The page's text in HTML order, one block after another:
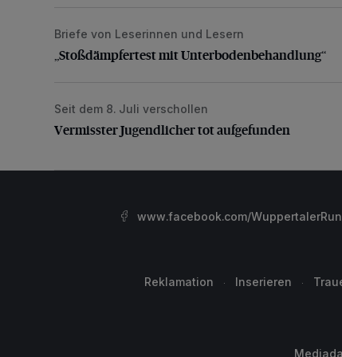
„Stoßdämpfertest mit Unterbodenbehandlung“
Briefe von Leserinnen und Lesern
„Stoßdämpfertest mit Unterbodenbehandlung“
Vermisster Jugendlicher tot aufgefunden
Seit dem 8. Juli verschollen
Vermisster Jugendlicher tot aufgefunden
www.facebook.com/
Reklamation Inserieren